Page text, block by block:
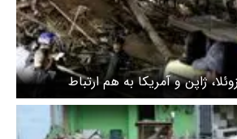
ژاپن و آمریکا به هم ارتباط